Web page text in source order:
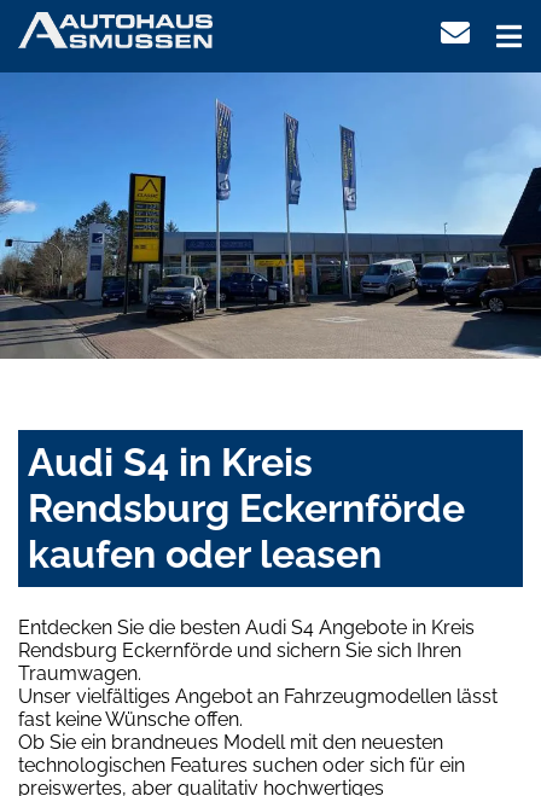
Audi S4 in Kreis
Rendsburg Eckernförde
kaufen oder leasen
Entdecken Sie die besten Audi S4 Angebote in Kreis
Rendsburg Eckernförde und sichern Sie sich Ihren
Traumwagen.
Unser vielfältiges Angebot an Fahrzeugmodellen lässt
fast keine Wünsche offen.
Ob Sie ein brandneues Modell mit den neuesten
technologischen Features suchen oder sich für ein
preiswertes, aber qualitativ hochwertiges